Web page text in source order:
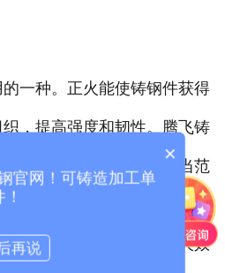
种。正火能使铸钢件获得
，提高强度和韧性。腾飞铸
加热到临界温度以上适当范
。这一过程中，严格监控加
时的通风条件，确保正火效
×
官网！可铸造加工单
再说